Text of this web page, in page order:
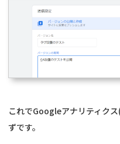
これでGoogleアナリティク
ずです。